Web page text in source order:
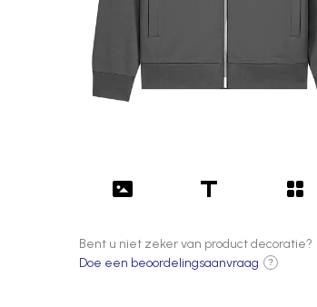
Bent u niet zeker van product decoratie?
Doe een beoordelingsaanvraag
?